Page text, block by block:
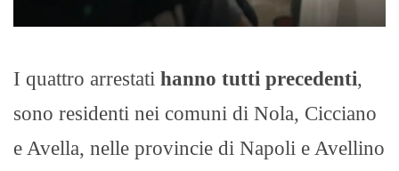
I quattro arrestati hanno tutti precedenti,
sono residenti nei comuni di Nola, Cicciano
e Avella, nelle provincie di Napoli e Avellino